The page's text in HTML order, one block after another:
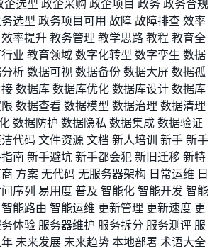
企选型 政企采购 政企项目 政务 政务合规
选型 政务项目可用 故障 故障排查 效率
效率提升 教务管理 教学思路 教程 教育全
业 教育领域 数字化转型 数字孪生 数据
析 数据可视 数据备份 数据大屏 数据孤
数据库 数据库优化 数据库设计 数据库
数据查看 数据模型 数据治理 数据清理
数据防护 数据隐私 数据集成 数据验证
代码 文件资源 文档 新人培训 新手 新手
南 新手避坑 新手都会犯 新旧迁移 新特
方案 无代码 无服务器架构 日常运维 日
序列 易用度 普及 智能化 智能开发 智能
智能路由 智能运维 更新管理 更新速度 更
体验 服务器维护 服务拆分 服务测评 服
未来发展 未来趋势 本地部署 术语大全